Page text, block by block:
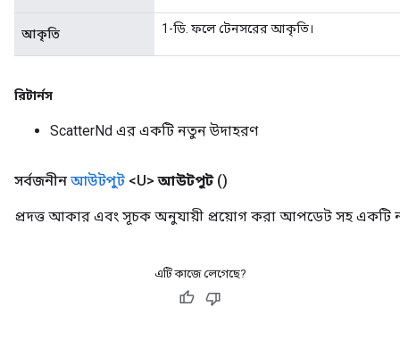
আকৃতি 1-ডি. ফলে টেনসরের আকৃতি।
রিটার্নস
ScatterNd এর একটি নতুন উদাহরণ
সর্বজনীন আউটপুট <U> আউটপুট ()
প্রদত্ত আকার এবং সূচক অনুযায়ী প্রয়োগ করা আপডেট সহ একটি
এটি কাজে লেগেছে?